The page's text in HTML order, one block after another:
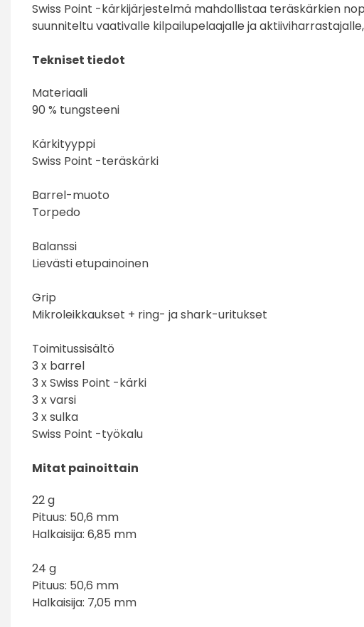
Swiss Point -kärkijärjestelmä mahdollistaa teräskärkien
suunniteltu vaativalle kilpailupelaajalle ja
Tekniset tiedot
Materiaali
90 % tungsteeni
Kärkityyppi
Swiss Point -teräskärki
Barrel-muoto
Torpedo
Balanssi
Lievästi etupainoinen
Grip
Mikroleikkaukset + ring- ja shark-uritukset
Toimitussisältö
3 x barrel
3 x Swiss Point -kärki
3 x varsi
3 x sulka
Swiss Point -työkalu
Mitat painoittain
22 g
Pituus: 50,6 mm
Halkaisija: 6,85 mm
24 g
Pituus: 50,6 mm
Halkaisija: 7,05 mm